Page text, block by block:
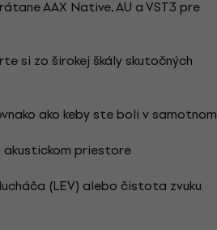
AAX Native, AU a VST3 pre
si zo širokej škály skutočných
ako keby ste boli v samotnom
akustickom priestore
(LEV) alebo čistota zvuku